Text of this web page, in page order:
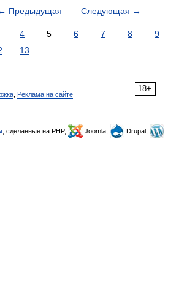
← Предыдущая Следующая →
4 5 6 7 8
9
13
18+
Реклама на сайте
, сделанные на PHP, Joomla,
Drupal,